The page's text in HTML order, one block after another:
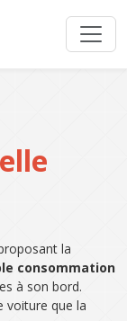
la
consommation
à son bord.
voiture que la